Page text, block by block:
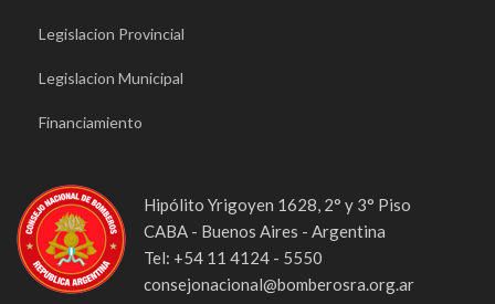
Legislacion Provincial
Legislacion Municipal
Financiamiento
Hipólito Yrigoyen 1628, 2° y 3° Piso
CABA - Buenos Aires - Argentina
Tel: +54 11 4124 - 5550
consejonacional@bomberosra.org.ar